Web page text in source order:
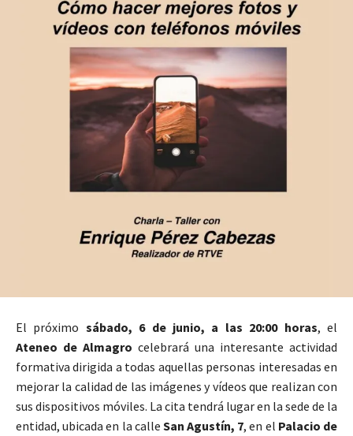
El próximo sábado, 6 de junio, a las 20:00 horas, el
Ateneo de Almagro celebrará una interesante actividad
formativa dirigida a todas aquellas personas interesadas en
mejorar la calidad de las imágenes y vídeos que realizan con
sus dispositivos móviles. La cita tendrá lugar en la sede de la
entidad, ubicada en la calle San Agustín, 7, en el Palacio de